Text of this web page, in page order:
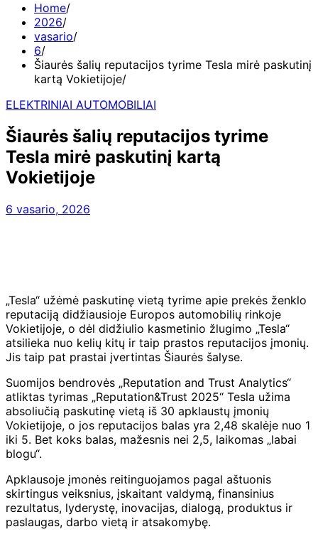
Home
2026
vasario
6
Šiaurės šalių reputacijos tyrime Tesla mirė paskutinį
kartą Vokietijoje
ELEKTRINIAI AUTOMOBILIAI
Šiaurės šalių reputacijos tyrime
Tesla mirė paskutinį kartą
Vokietijoje
6 vasario, 2026
„Tesla“ užėmė paskutinę vietą tyrime apie prekės ženklo
reputaciją didžiausioje Europos automobilių rinkoje
Vokietijoje, o dėl didžiulio kasmetinio žlugimo „Tesla“
atsilieka nuo kelių kitų ir taip prastos reputacijos įmonių.
Jis taip pat prastai įvertintas Šiaurės šalyse.
Suomijos bendrovės „Reputation and Trust Analytics“
atliktas tyrimas „Reputation&Trust 2025“ Tesla užima
absoliučią paskutinę vietą iš 30 apklaustų įmonių
Vokietijoje, o jos reputacijos balas yra 2,48 skalėje nuo 1
iki 5. Bet koks balas, mažesnis nei 2,5, laikomas „labai
blogu“.
Apklausoje įmonės reitinguojamos pagal aštuonis
skirtingus veiksnius, įskaitant valdymą, finansinius
rezultatus, lyderystę, inovacijas, dialogą, produktus ir
paslaugas, darbo vietą ir atsakomybę.